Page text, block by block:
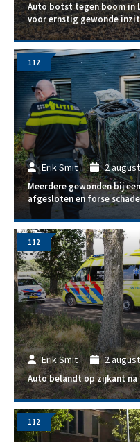
Auto botst tegen boom in
voor ernstig gewonde
Erik Smit 2
Meerdere gewonden bij
afgesloten en forse schade
112
Erik Smit 2
Auto belandt op zijkant
112
112